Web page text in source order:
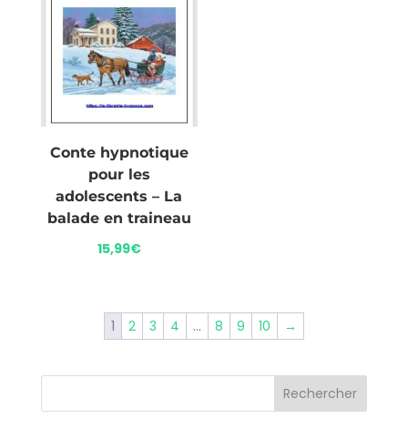
Conte hypnotique
pour les
adolescents – La
balade en traineau
15,99€
1 2 3 4 … 8 9 10 →